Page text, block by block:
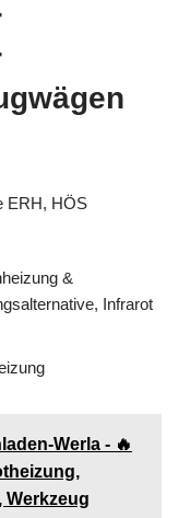
ERH, HÖS
&
Infrarot
Werla - 🔥
Werkzeug